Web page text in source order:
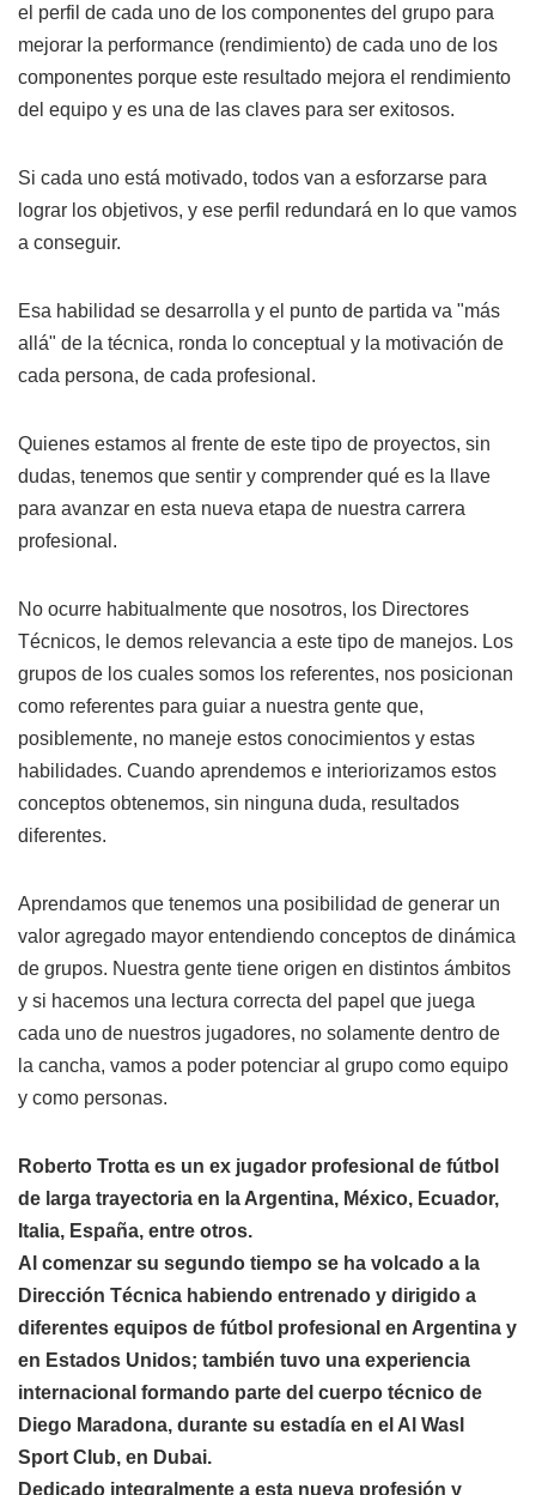
el perfil de cada uno de los componentes del grupo para
mejorar la performance (rendimiento) de cada uno de los
componentes porque este resultado mejora el rendimiento
del equipo y es una de las claves para ser exitosos.
Si cada uno está motivado, todos van a esforzarse para
lograr los objetivos, y ese perfil redundará en lo que vamos
a conseguir.
Esa habilidad se desarrolla y el punto de partida va "más
allá" de la técnica, ronda lo conceptual y la motivación de
cada persona, de cada profesional.
Quienes estamos al frente de este tipo de proyectos, sin
dudas, tenemos que sentir y comprender qué es la llave
para avanzar en esta nueva etapa de nuestra carrera
profesional.
No ocurre habitualmente que nosotros, los Directores
Técnicos, le demos relevancia a este tipo de manejos. Los
grupos de los cuales somos los referentes, nos posicionan
como referentes para guiar a nuestra gente que,
posiblemente, no maneje estos conocimientos y estas
habilidades. Cuando aprendemos e interiorizamos estos
conceptos obtenemos, sin ninguna duda, resultados
diferentes.
Aprendamos que tenemos una posibilidad de generar un
valor agregado mayor entendiendo conceptos de dinámica
de grupos. Nuestra gente tiene origen en distintos ámbitos
y si hacemos una lectura correcta del papel que juega
cada uno de nuestros jugadores, no solamente dentro de
la cancha, vamos a poder potenciar al grupo como equipo
y como personas.
Roberto Trotta es un ex jugador profesional de fútbol
de larga trayectoria en la Argentina, México, Ecuador,
Italia, España, entre otros.
Al comenzar su segundo tiempo se ha volcado a la
Dirección Técnica habiendo entrenado y dirigido a
diferentes equipos de fútbol profesional en Argentina y
en Estados Unidos; también tuvo una experiencia
internacional formando parte del cuerpo técnico de
Diego Maradona, durante su estadía en el Al Wasl
Sport Club, en Dubai.
Dedicado integralmente a esta nueva profesión y